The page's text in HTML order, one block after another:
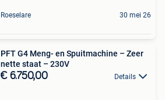
Roeselare 30 mei 26
PFT G4 Meng- en Spuitmachine – Zeer
nette staat – 230V
€ 6.750,00 Details